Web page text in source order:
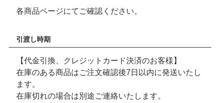
各商品ページにてご確認ください。
引渡し時期
【代金引換、クレジットカード決済のお客様】
在庫のある商品はご注文確認後7日以内に発送いたし
ます。
在庫切れの場合は別途ご連絡いたします。